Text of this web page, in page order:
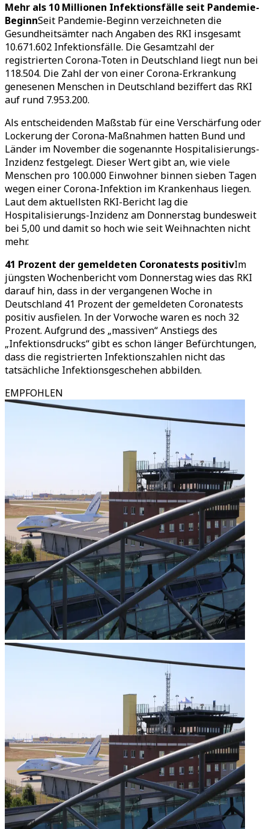
Mehr als 10 Millionen Infektionsfälle seit Pandemie-
BeginnSeit Pandemie-Beginn verzeichneten die
Gesundheitsämter nach Angaben des RKI insgesamt
10.671.602 Infektionsfälle. Die Gesamtzahl der
registrierten Corona-Toten in Deutschland liegt nun bei
118.504. Die Zahl der von einer Corona-Erkrankung
genesenen Menschen in Deutschland beziffert das RKI
auf rund 7.953.200.
Als entscheidenden Maßstab für eine Verschärfung oder
Lockerung der Corona-Maßnahmen hatten Bund und
Länder im November die sogenannte Hospitalisierungs-
Inzidenz festgelegt. Dieser Wert gibt an, wie viele
Menschen pro 100.000 Einwohner binnen sieben Tagen
wegen einer Corona-Infektion im Krankenhaus liegen.
Laut dem aktuellsten RKI-Bericht lag die
Hospitalisierungs-Inzidenz am Donnerstag bundesweit
bei 5,00 und damit so hoch wie seit Weihnachten nicht
mehr.
41 Prozent der gemeldeten Coronatests positivIm
jüngsten Wochenbericht vom Donnerstag wies das RKI
darauf hin, dass in der vergangenen Woche in
Deutschland 41 Prozent der gemeldeten Coronatests
positiv ausfielen. In der Vorwoche waren es noch 32
Prozent. Aufgrund des „massiven“ Anstiegs des
„Infektionsdrucks“ gibt es schon länger Befürchtungen,
dass die registrierten Infektionszahlen nicht das
tatsächliche Infektionsgeschehen abbilden.
EMPFOHLEN